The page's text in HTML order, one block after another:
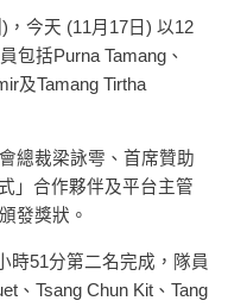
)，今天 (11月17日) 以12
包括Purna Tamang、
及Tamang Tirtha
總裁梁詠雩、首席贊助
」合作夥伴及平台主管
發獎狀。
時51分第二名完成，隊員
、Tsang Chun Kit、Tang